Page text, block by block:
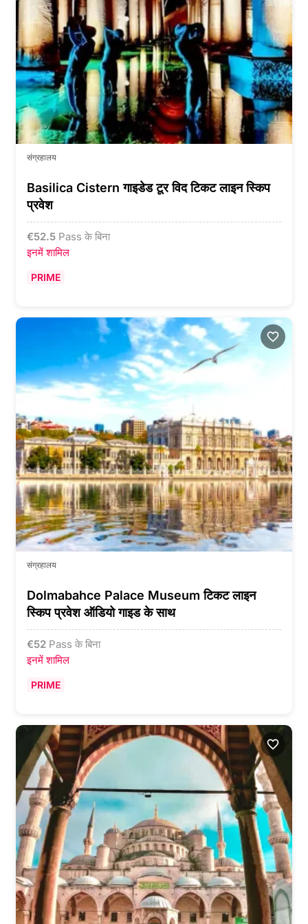
संग्रहालय
Basilica Cistern गाइडेड टूर विद टिकट लाइन स्किप
प्रवेश
€52.5 Pass के बिना
इनमें शामिल
PRIME
संग्रहालय
Dolmabahce Palace Museum टिकट लाइन
स्किप प्रवेश ऑडियो गाइड के साथ
€52 Pass के बिना
इनमें शामिल
PRIME